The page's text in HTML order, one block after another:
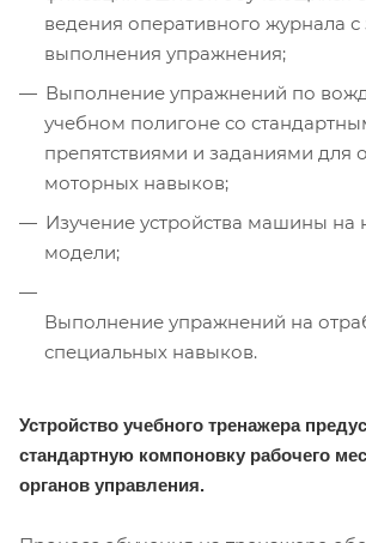
ведения оперативного журнала
выполнения упражнения;
Выполнение упражнений по
учебном полигоне со
препятствиями и заданиями для
моторных навыков;
Изучение устройства машины на
модели;
Выполнение упражнений на
специальных навыков.
Устройство учебного тренажера
стандартную компоновку рабочего
органов управления.